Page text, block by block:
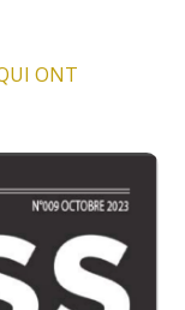
ONT